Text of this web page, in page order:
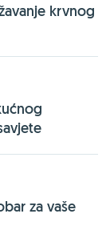
krvnog
za vaše